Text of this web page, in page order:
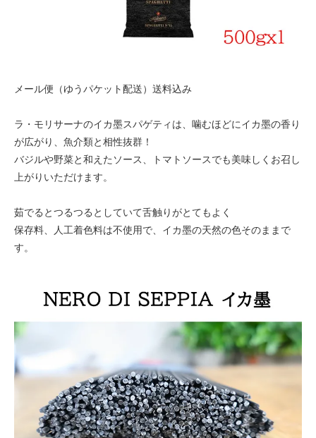
メール便（ゆうパケット配送）送料込み
ラ・モリサーナのイカ墨スパゲティは、噛むほどにイカ墨の香り
が広がり、魚介類と相性抜群！
バジルや野菜と和えたソース、トマトソースでも美味しくお召し
上がりいただけます。
茹でるとつるつるとしていて舌触りがとてもよく
保存料、人工着色料は不使用で、イカ墨の天然の色そのままで
す。